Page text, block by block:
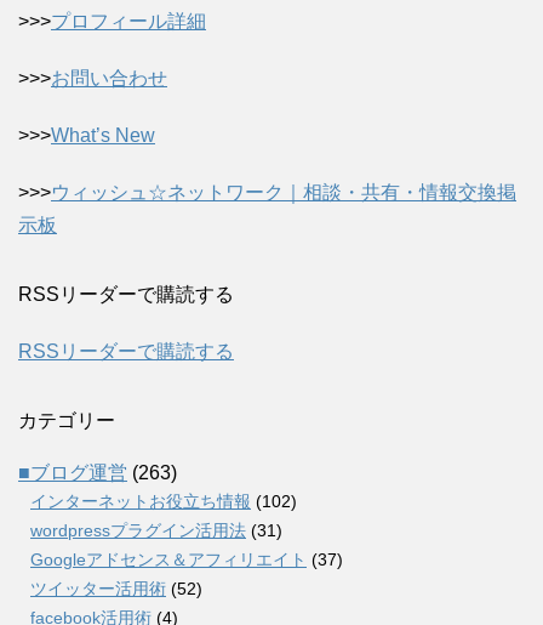
>>>プロフィール詳細
>>>お問い合わせ
>>>What’s New
>>>ウィッシュ☆ネットワーク｜相談・共有・情報交換掲
示板
RSSリーダーで購読する
RSSリーダーで購読する
カテゴリー
■ブログ運営 (263)
インターネットお役立ち情報 (102)
wordpressプラグイン活用法 (31)
Googleアドセンス＆アフィリエイト (37)
ツイッター活用術 (52)
facebook活用術 (4)